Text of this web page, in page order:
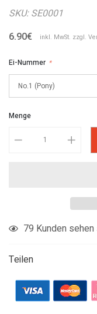
SKU: SE0001
6.90€
inkl. MwSt. zzgl.
Ei-Nummer *
Menge
Produkt
den
Warenkorb
legen
79 Kunden
Teilen